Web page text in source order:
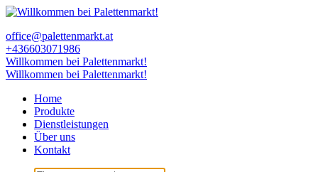
Zum
springen
office@palettenmarkt.at
+436603071986
Willkommen bei Palettenmarkt!
Willkommen bei Palettenmarkt!
Home
Produkte
Dienstleistungen
Über uns
Kontakt